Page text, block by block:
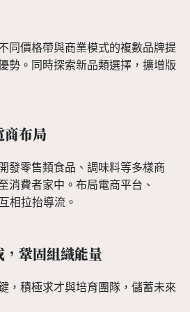
同價格帶與商業模式的複數品牌提
勢。同時探索新品類選擇，擴增版
商布局
發零售類食品、調味料等多樣商
消費者家中。布局電商平台、
相拉抬導流。
鞏固組織能量
，積極求才與培育團隊，儲蓄未來